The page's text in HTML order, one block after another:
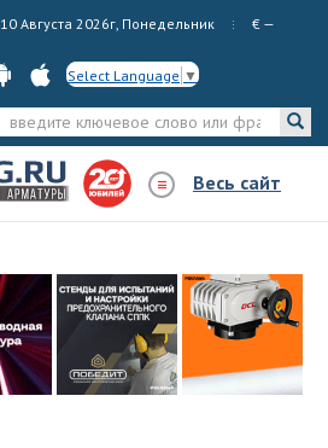
10 Августа 2026г, Понедельник € —
Select Language ▼
Весь сайт